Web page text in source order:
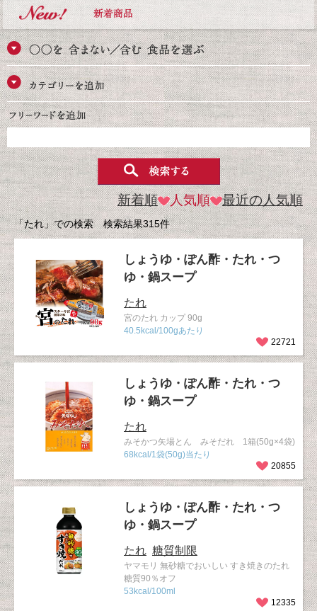
新着順 人気順 最近の人気順
「たれ」での検索 検索結果315件
しょうゆ・ぽん酢・たれ・つ
ゆ・鍋スープ
たれ
宮のたれ カップ 90g
40.5kcal/100gあたり
22721
しょうゆ・ぽん酢・たれ・つ
ゆ・鍋スープ
たれ
みそかつ矢場とん みそだれ 1箱(50g×4袋)
68kcal/1袋(50g)当たり
20855
しょうゆ・ぽん酢・たれ・つ
ゆ・鍋スープ
たれ 糖質制限
ヤマモリ 無砂糖でおいしい すき焼きのたれ
糖質90％オフ
53kcal/100ml
12335